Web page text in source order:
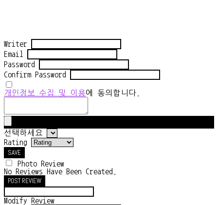
Writer
Email
Password
Confirm Password
개인정보 수집 및 이용에 동의합니다.
선택하세요
Rating
SAVE
Photo Review
No Reviews Have Been Created.
POST REVIEW
Modify Review